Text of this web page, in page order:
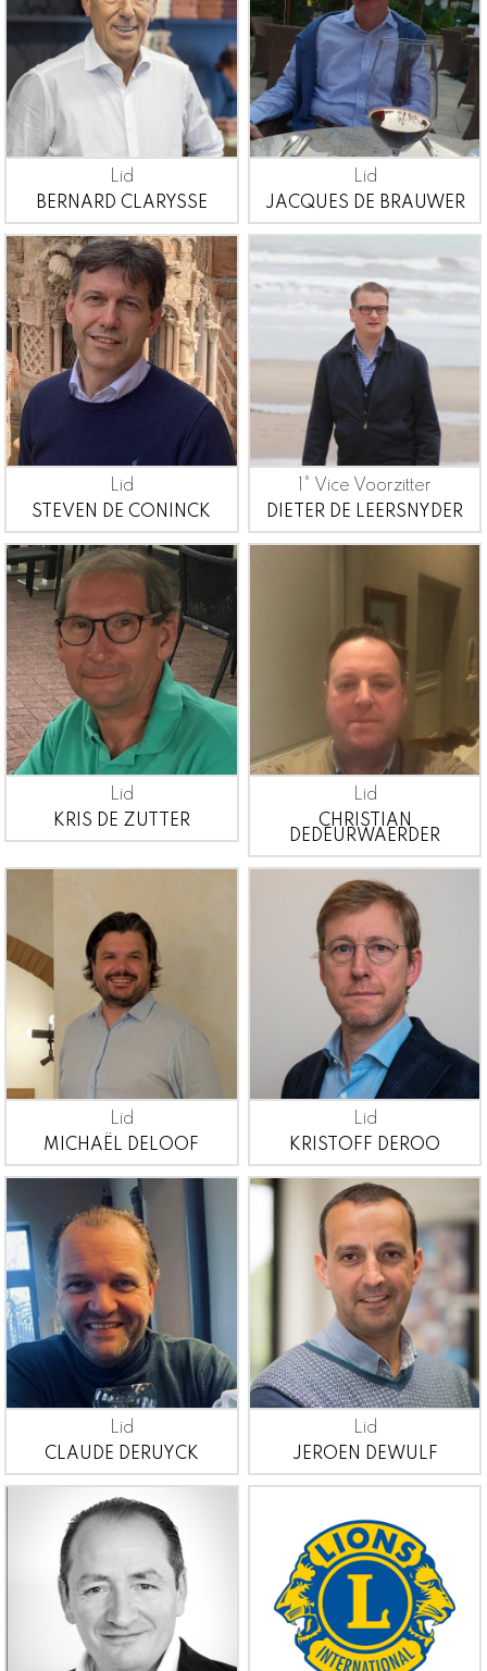
Lid
BERNARD CLARYSSE
Lid
JACQUES DE BRAUWER
Lid
STEVEN DE CONINCK
1° Vice Voorzitter
DIETER DE LEERSNYDER
Lid
KRIS DE ZUTTER
Lid
CHRISTIAN
DEDEURWAERDER
Lid
MICHAËL DELOOF
Lid
KRISTOFF DEROO
Lid
CLAUDE DERUYCK
Lid
JEROEN DEWULF